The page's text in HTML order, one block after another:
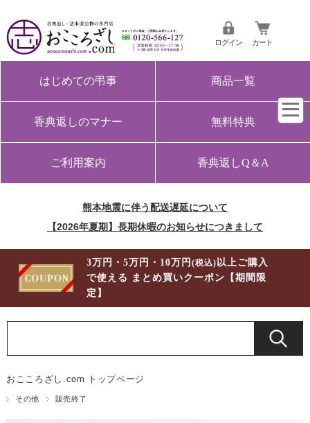
ログイン カート
はじめての弔事 商品一覧
香典返しのマナー 無料特典
ご利用案内 香典返しQ＆A
熊本地震に伴う配送遅延について
【2026年夏期】長期休暇のお知らせにつきまして
3万円・5万円・10万円(税込) 以上ご購入
で使える まとめ買いクーポン【期間限
定】
おこころざし.com トップページ
その他 販売終了